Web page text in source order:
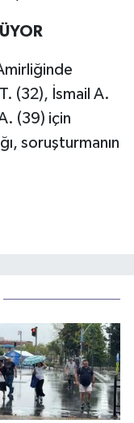
(32), İsmail A.
(39) için
soruşturmanın